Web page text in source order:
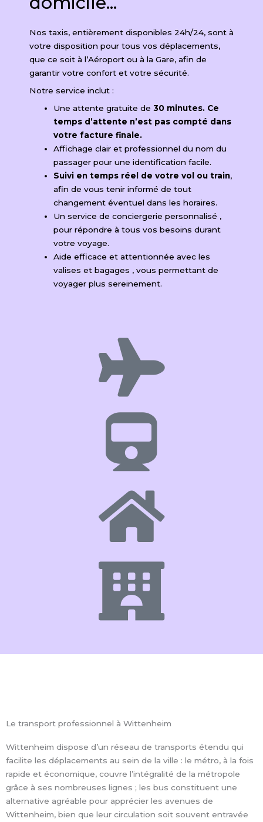
Nos taxis, entièrement disponibles 24h/24, sont à
votre disposition pour tous vos déplacements,
que ce soit à l’Aéroport ou à la Gare, afin de
garantir votre confort et votre sécurité.
Notre service inclut :
Une attente gratuite de30 minutes. Ce
temps d’attente n’est pas compté dans
votre facture finale.
Affichage clair et professionnel du nom du
passager pour une identification facile.
Suivi en temps réel de votre vol ou train,
afin de vous tenir informé de tout
changement éventuel dans les horaires.
Un service de conciergerie personnalisé ​,
pour répondre à tous vos besoins durant
votre voyage.
Aide efficace et attentionnée avec les
valises et bagages ​, vous permettant de
voyager plus sereinement.
Le transport professionnel à Wittenheim
Wittenheim dispose d’un réseau de transports étendu qui
facilite les déplacements au sein de la ville : le métro, à la fois
rapide et économique, couvre l’intégralité de la métropole
grâce à ses nombreuses lignes ; les bus constituent une
alternative agréable pour apprécier les avenues de
Wittenheim, bien que leur circulation soit souvent entravée